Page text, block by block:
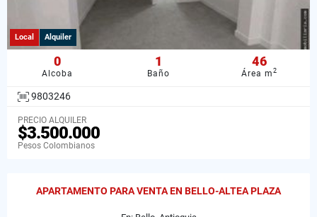
Local Alquiler
0
Alcoba
1
Baño
46
Área m2
9803246
PRECIO ALQUILER
$3.500.000
Pesos Colombianos
APARTAMENTO PARA VENTA EN BELLO-ALTEA PLAZA